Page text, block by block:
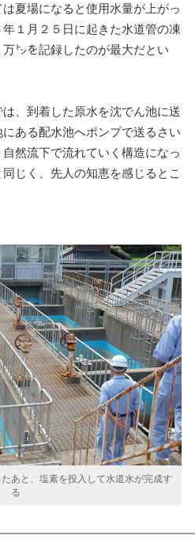
夏場になると使用水量が上がっ
１月２５日に起きた水道管の凍
㌧を記録したのが最大だとい
、到着した原水を沈でん池に送
ある配水池へポンプで送るさい
然流下で流れていく構造になっ
じく、先人の知恵を感じるとこ
あと、塩素を投入して水道水が完成す
る